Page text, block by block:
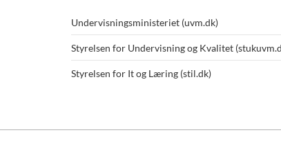
Undervisningsministeriet (uvm.dk)
Styrelsen for Undervisning og Kvalitet
Styrelsen for It og Læring (stil.dk)